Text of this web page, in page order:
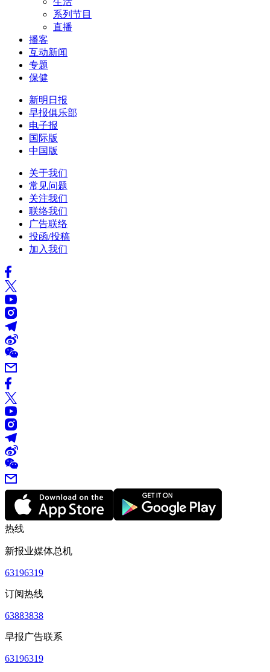
系列节目
直播
播客
互动新闻
专题
保健
新明日报
早报俱乐部
电子报
国际版
中国版
关于我们
常见问题
关注我们
联络我们
广告联络
投函/投稿
加入我们
热线
新报业媒体总机
63196319
订阅热线
63883838
早报广告联系
63196319